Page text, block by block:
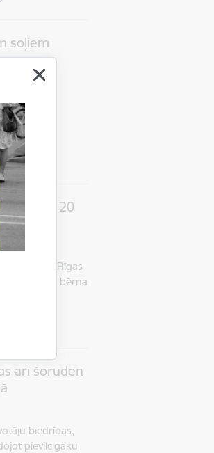
soļiem
Edgars
stiprināt
gandrīz 20
ar Rīgas
“Vecāki bērna
arī šoruden
biedrības,
pievilcīgāku